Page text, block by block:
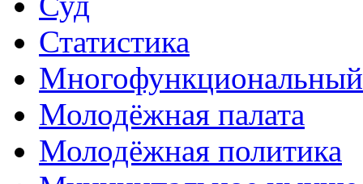
Статистика
Молодёжная палата
Молодёжная политика